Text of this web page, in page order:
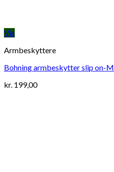
Vis
Armbeskyttere
Bohning armbeskytter slip on-M
kr. 199,00